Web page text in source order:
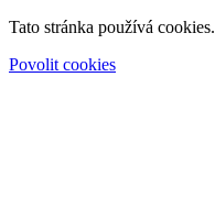
Tato stránka používá cookies.
Povolit cookies